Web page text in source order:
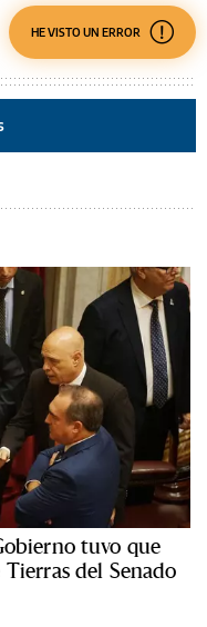
HE VISTO UN ERROR
tuvo que
del Senado